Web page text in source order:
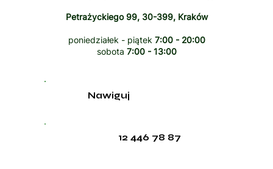
Petrażyckiego 99, 30-399, Kraków
poniedziałek - piątek 7:00 - 20:00
sobota 7:00 - 13:00
12 446 78 87
Nawiguj